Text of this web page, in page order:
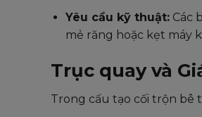
Yêu cầu kỹ thuật:Các
mẻ răng hoặc kẹt máy
Trục quay và
Trong cấu tạo cối trộn bê